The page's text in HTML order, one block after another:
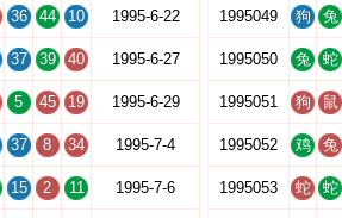
36 44 10 1995-6-22
37 39 40 1995-6-27
5 45 19 1995-6-29
37 8 34 1995-7-4
15 2 11 1995-7-6
1995049 狗 兔
1995050 兔 蛇
1995051 狗 鼠
1995052 鸡 兔
1995053 蛇 蛇